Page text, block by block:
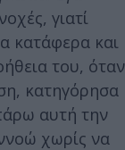
γιατί
κατάφερα και
του, όταν
κατηγόρησα
αυτή την
χωρίς να